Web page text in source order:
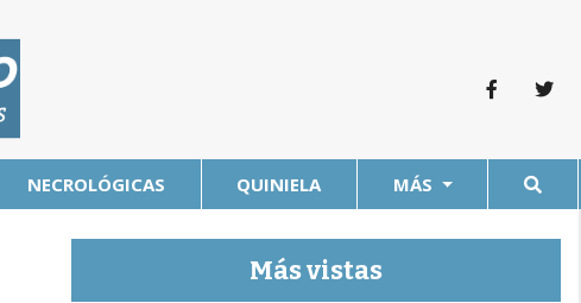
NECROLÓGICAS QUINIELA MÁS
Más vistas